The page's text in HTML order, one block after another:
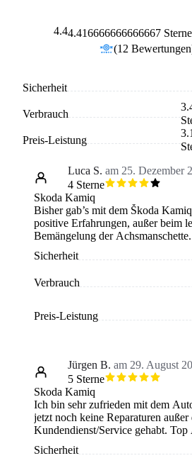
4.44.416666666666667 Sterne
(12 Bewertungen
Sicherheit
Verbrauch
Preis-Leistung
Luca S. am 25. Dezember
4 Sterne
Skoda Kamiq
Bisher gab’s mit dem Škoda
positive Erfahrungen, außer beim
Bemängelung der
sich für den Alltag super praktisch
das gefällt mir gut. Falls man
Leuten in den Urlaub fahren
nicht mehr aus. Man kann alles an Ausstattung mit
hereinnehmen, was man möchte
Dementsprechend kann ich sagen,
bin, da ich ihn so konfiguriert
Sicherheit
Verbrauch
Preis-Leistung
Jürgen B. am 29. August
5 Sterne
Skoda Kamiq
Ich bin sehr zufrieden mit dem
jetzt noch keine Reparaturen außer
Kundendienst/Service gehabt. Top
Einziges Manko, dass beim
Handy öfter die Verbindung
Sicherheit